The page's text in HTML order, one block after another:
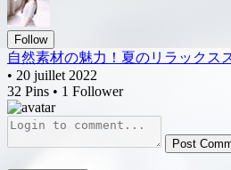
Follow
自然素材の魅力！夏のリラックス
• 20 juillet 2022
32 Pins • 1 Follower
Post